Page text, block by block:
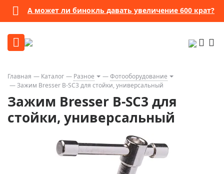
А может ли бинокль давать увеличение 600 крат?
Главная Каталог Разное
Фотооборудование
Зажим Bresser B-SC3 для стойки, универсальный
Зажим Bresser B-SC3 для
стойки, универсальный